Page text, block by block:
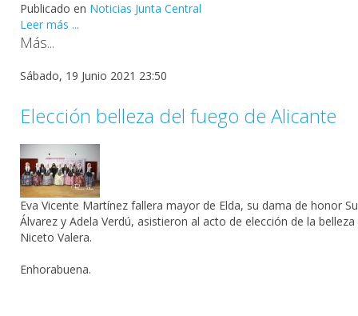
Publicado en Noticias Junta Central
Leer más ...
Más...
Sábado, 19 Junio 2021 23:50
Elección belleza del fuego de Alicante
Eva Vicente Martínez fallera mayor de Elda, su dama de honor
Álvarez y Adela Verdú, asistieron al acto de elección de la
Niceto Valera.
Enhorabuena.